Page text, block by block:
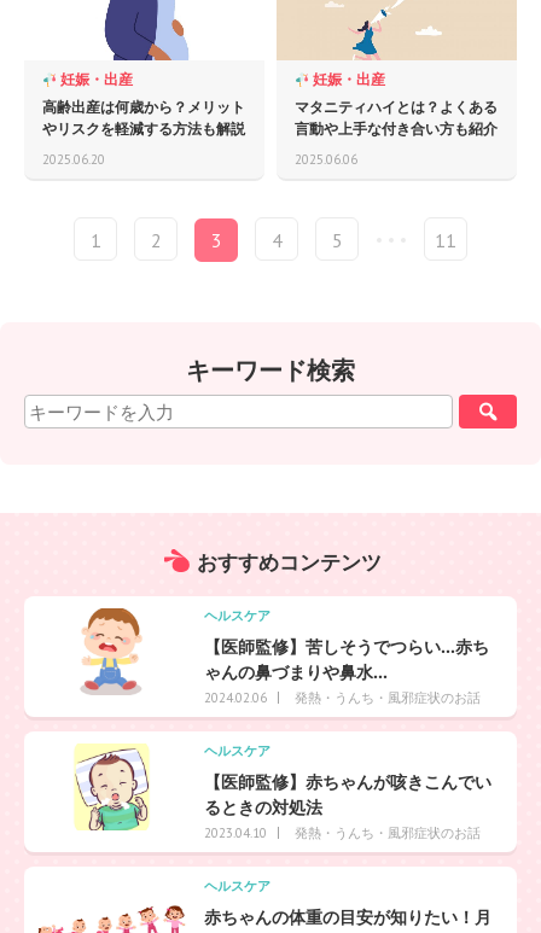
妊娠・出産
高齢出産は何歳から？メリット
やリスクを軽減する方法も解説
2025.06.20
妊娠・出産
マタニティハイとは？よくある
言動や上手な付き合い方も紹介
2025.06.06
1 2 3 4 5 11
キーワード検索
おすすめコンテンツ
ヘルスケア
【医師監修】苦しそうでつらい…赤ち
ゃんの鼻づまりや鼻水...
2024.02.06 発熱・うんち・風邪症状のお話
ヘルスケア
【医師監修】赤ちゃんが咳きこんでい
るときの対処法
2023.04.10 発熱・うんち・風邪症状のお話
ヘルスケア
赤ちゃんの体重の目安が知りたい！月